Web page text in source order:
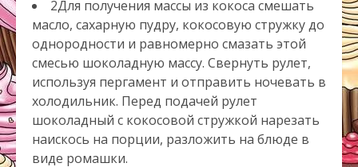
2Для получения массы из кокоса смешать
масло, сахарную пудру, кокосовую стружку до
однородности и равномерно смазать этой
смесью шоколадную массу. Свернуть рулет,
используя пергамент и отправить ночевать в
холодильник. Перед подачей рулет
шоколадный с кокосовой стружкой нарезать
наискось на порции, разложить на блюде в
виде ромашки.